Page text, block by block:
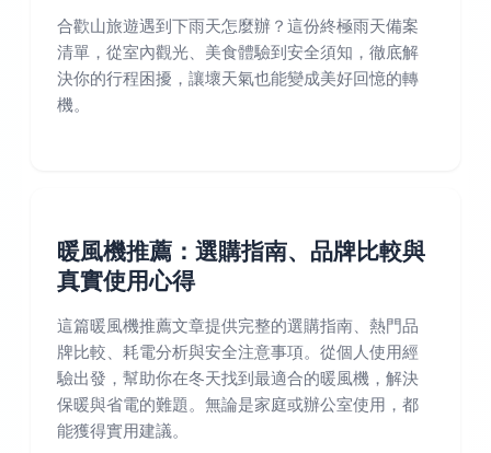
合歡山旅遊遇到下雨天怎麼辦？這份終極雨天備案
清單，從室內觀光、美食體驗到安全須知，徹底解
決你的行程困擾，讓壞天氣也能變成美好回憶的轉
機。
暖風機推薦：選購指南、品牌比較與
真實使用心得
這篇暖風機推薦文章提供完整的選購指南、熱門品
牌比較、耗電分析與安全注意事項。從個人使用經
驗出發，幫助你在冬天找到最適合的暖風機，解決
保暖與省電的難題。無論是家庭或辦公室使用，都
能獲得實用建議。